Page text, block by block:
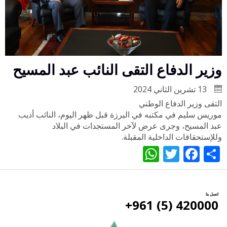
وزير الدفاع التقى النائب عبد المسيح
التقى وزير الدفاع الوطني
موريس سليم في مكتبه في اليرزة قبل ظهر اليوم، النائب أديب
عبد المسيح، وجرى عرض لآخر المستجدات في البلاد
وللإستحقاقات الداخلية المقبلة.
Share
Facebook
Twitter
اتصل بنا
420000 (5) 961+